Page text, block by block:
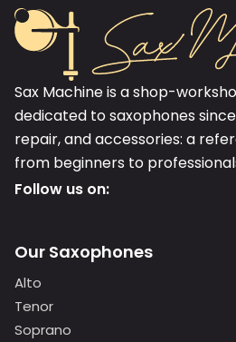
Sax Machine is a shop-
dedicated to saxophones since
repair, and accessories: a
from beginners to
Follow us on:
Our Saxophones
Alto
Tenor
Soprano